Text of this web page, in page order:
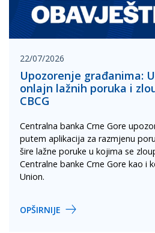
22/07/2026
Upozorenje građanima:
onlajn lažnih poruka i
CBCG
Centralna banka Crne Gore
putem aplikacija za razmjenu
šire lažne poruke u kojima se
Centralne banke Crne Gore kao i
Union.
OPŠIRNIJE